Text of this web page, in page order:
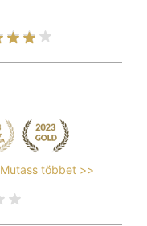
Mutass többet >>